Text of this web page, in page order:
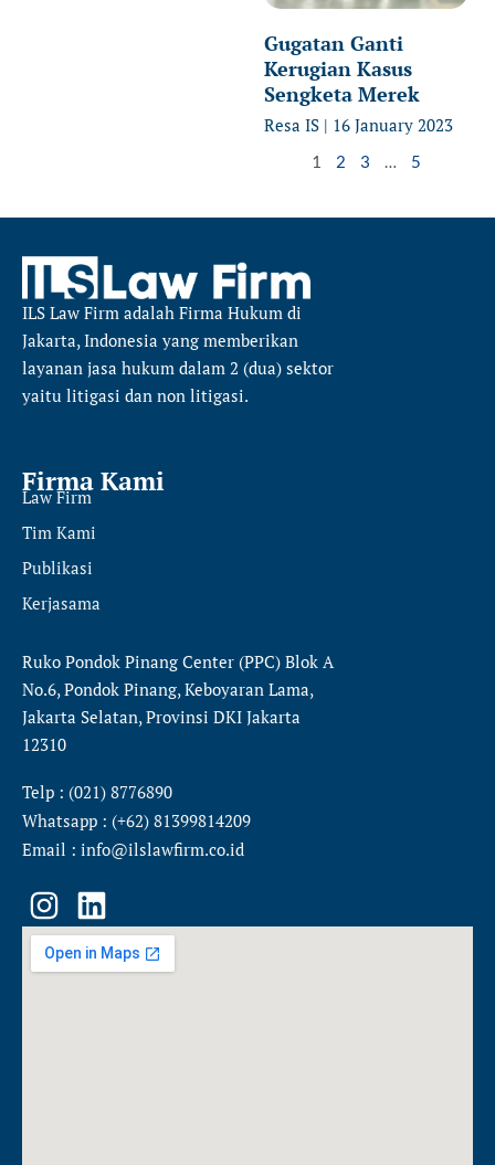
Gugatan Ganti
Kerugian Kasus
Sengketa Merek
Resa IS 16 January 2023
1 2 3 5
ILS Law Firm adalah Firma Hukum di
Jakarta, Indonesia yang memberikan
layanan jasa hukum dalam 2 (dua) sektor
yaitu litigasi dan non litigasi.
Firma Kami
Law Firm
Tim Kami
Publikasi
Kerjasama
Ruko Pondok Pinang Center (PPC) Blok A
No.6, Pondok Pinang, Keboyaran Lama,
Jakarta Selatan, Provinsi DKI Jakarta
12310
Telp : (021) 8776890
Whatsapp : (+62) 81399814209
Email : info@ilslawfirm.co.id
I
n
s
L
i
n